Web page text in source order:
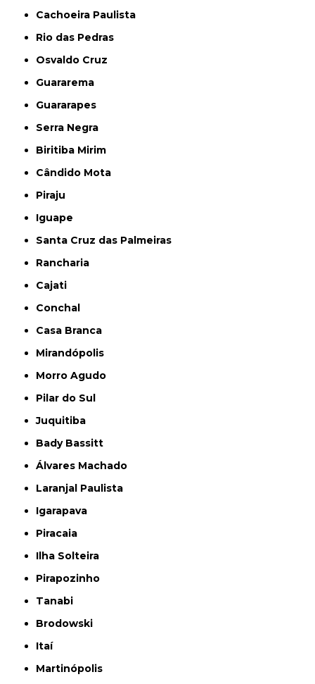
Cachoeira Paulista
Rio das Pedras
Osvaldo Cruz
Guararema
Guararapes
Serra Negra
Biritiba Mirim
Cândido Mota
Piraju
Iguape
Santa Cruz das Palmeiras
Rancharia
Cajati
Conchal
Casa Branca
Mirandópolis
Morro Agudo
Pilar do Sul
Juquitiba
Bady Bassitt
Álvares Machado
Laranjal Paulista
Igarapava
Piracaia
Ilha Solteira
Pirapozinho
Tanabi
Brodowski
Itaí
Martinópolis